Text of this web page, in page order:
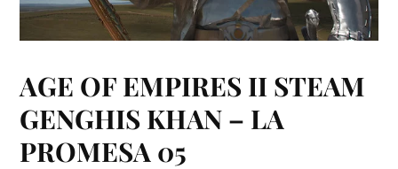
AGE OF EMPIRES II STEAM
GENGHIS KHAN – LA
PROMESA 05